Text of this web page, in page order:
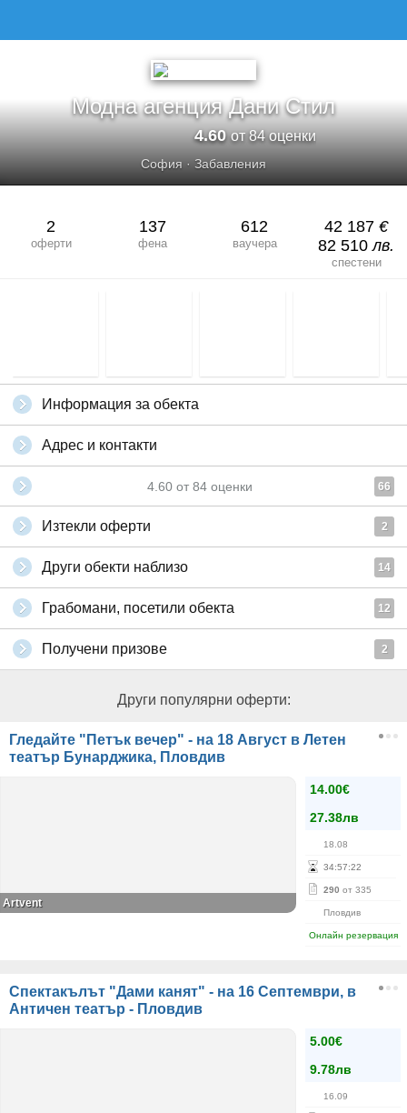
Модна агенция Дани Стил
4.60от 84 оценки
София · Забавления
2
оферти
137
фена
612
ваучера
42 187 €
82 510лв.
спестени
Информация за обекта
Адрес и контакти
4.60 от 84 оценки 66
Изтекли оферти 2
Други обекти наблизо 14
Грабомани, посетили обекта 12
Получени призове 2
Други популярни оферти:
Гледайте "Петък вечер" - на 18 Август в Летен
театър Бунарджика, Пловдив
14.00€
27.38лв
18.08
34:57:22
290 от 335
Пловдив
Онлайн резервация
Аrtvent
Спектакълът "Дами канят" - на 16 Септември, в
Античен театър - Пловдив
5.00€
9.78лв
16.09